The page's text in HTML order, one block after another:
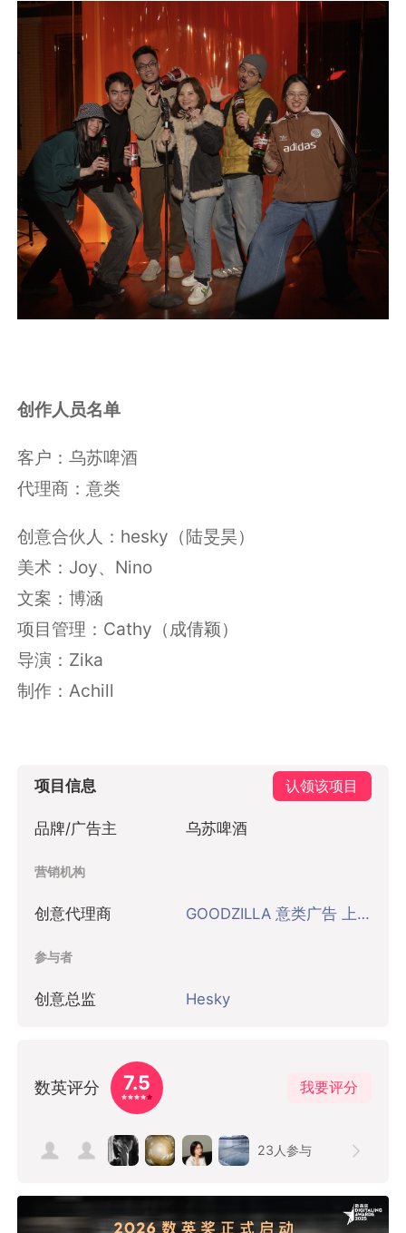
创作人员名单
客户：乌苏啤酒
代理商：意类
创意合伙人：hesky（陆旻昊）
美术：Joy、Nino
文案：博涵
项目管理：Cathy（成倩颖）
导演：Zika
制作：Achill
项目信息 认领该项目
品牌/广告主 乌苏啤酒
营销机构
创意代理商 GOODZILLA 意类广告 上海
参与者
创意总监 Hesky
数英评分 7.5 我要评分
23 人参与